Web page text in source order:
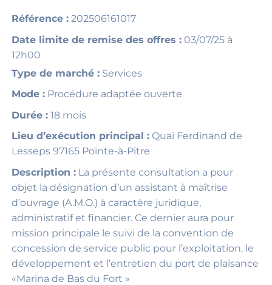
Référence :202506161017
Date limite de remise des offres :03/07/25 à
12h00
Type de marché :Services
Mode :Procédure adaptée ouverte
Durée :18 mois
Lieu d’exécution principal :Quai Ferdinand de
Lesseps 97165 Pointe-à-Pitre
Description :La présente consultation a pour
objet la désignation d’un assistant à maîtrise
d’ouvrage (A.M.O.) à caractère juridique,
administratif et financier. Ce dernier aura pour
mission principale le suivi de la convention de
concession de service public pour l’exploitation, le
développement et l’entretien du port de plaisance
«Marina de Bas du Fort »